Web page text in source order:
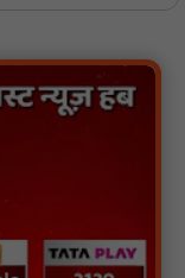
पारदर्शी, जवाबदेह
में नवीन तकनीकी
शिक्षकों ने दी
और मुख्य